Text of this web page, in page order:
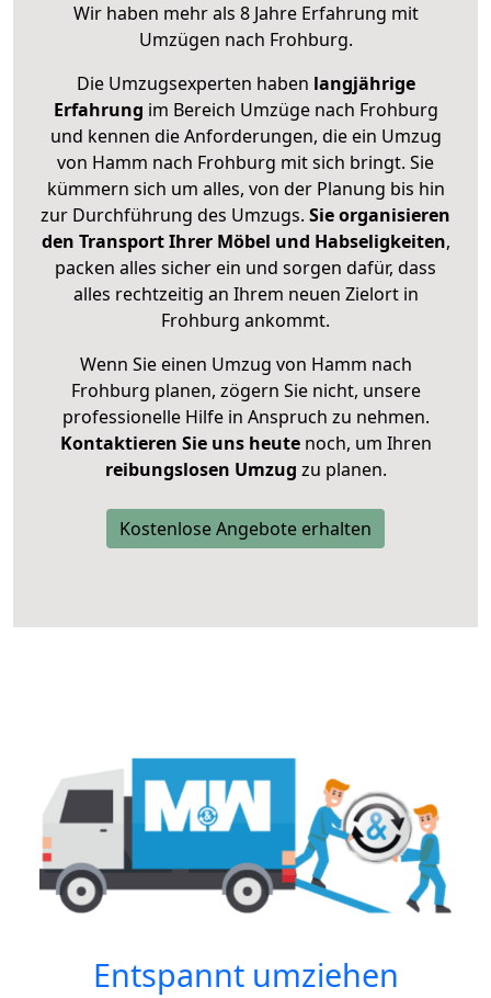
Wir haben mehr als 8 Jahre Erfahrung mit
Umzügen nach Frohburg.
Die Umzugsexperten haben langjährige
Erfahrung im Bereich Umzüge nach Frohburg
und kennen die Anforderungen, die ein Umzug
von Hamm nach Frohburg mit sich bringt. Sie
kümmern sich um alles, von der Planung bis hin
zur Durchführung des Umzugs. Sie organisieren
den Transport Ihrer Möbel und Habseligkeiten,
packen alles sicher ein und sorgen dafür, dass
alles rechtzeitig an Ihrem neuen Zielort in
Frohburg ankommt.
Wenn Sie einen Umzug von Hamm nach
Frohburg planen, zögern Sie nicht, unsere
professionelle Hilfe in Anspruch zu nehmen.
Kontaktieren Sie uns heutenoch, um Ihren
reibungslosen Umzug zu planen.
Kostenlose Angebote erhalten
Entspannt umziehen